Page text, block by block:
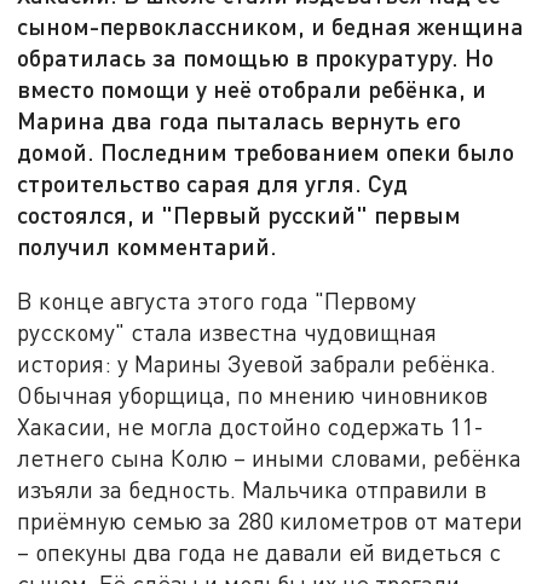
сыном-первоклассником, и бедная женщина
обратилась за помощью в прокуратуру. Но
вместо помощи у неё отобрали ребёнка, и
Марина два года пыталась вернуть его
домой. Последним требованием опеки было
строительство сарая для угля. Суд
состоялся, и "Первый русский" первым
получил комментарий.
В конце августа этого года "Первому
русскому" стала известна чудовищная
история: у Марины Зуевой забрали ребёнка.
Обычная уборщица, по мнению чиновников
Хакасии, не могла достойно содержать 11-
летнего сына Колю – иными словами, ребёнка
изъяли за бедность. Мальчика отправили в
приёмную семью за 280 километров от матери
– опекуны два года не давали ей видеться с